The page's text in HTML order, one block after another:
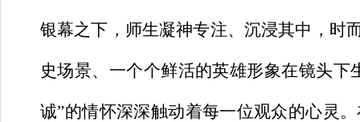
银幕之下，师生凝神专注、沉浸其中，时
史场景、一个个鲜活的英雄形象在镜头
诚”的情怀深深触动着每一位观众的心灵